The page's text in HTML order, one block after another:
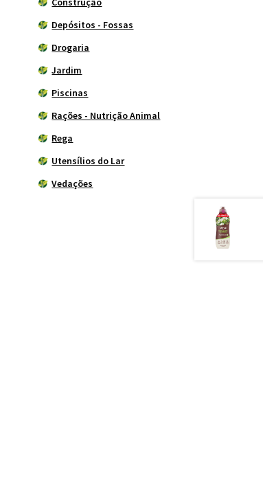
Depósitos - Fossas
Drogaria
Jardim
Piscinas
Rações - Nutrição Animal
Rega
Utensílios do Lar
Vedações